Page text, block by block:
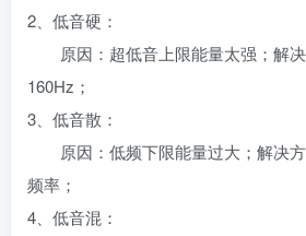
2、低音硬：
原因：超低音上限能量太强；解决
160Hz；
3、低音散：
原因：低频下限能量过大；解决方
频率；
4、低音混：